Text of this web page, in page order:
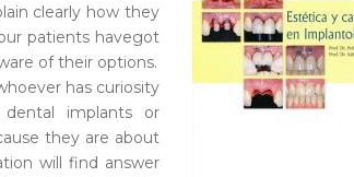
clearly how they
patients havegot
of their options.
has curiosity
implants or
they are about
will find answer